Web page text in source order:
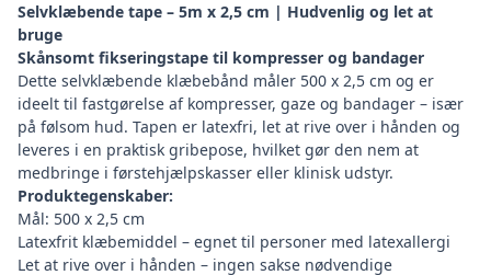
Selvklæbende tape – 5m x 2,5 cm | Hudvenlig og let at
bruge
Skånsomt fikseringstape til kompresser og bandager
Dette selvklæbende klæbebånd måler 500 x 2,5 cm og er
ideelt til fastgørelse af kompresser, gaze og bandager – især
på følsom hud. Tapen er latexfri, let at rive over i hånden og
leveres i en praktisk gribepose, hvilket gør den nem at
medbringe i førstehjælpskasser eller klinisk udstyr.
Produktegenskaber:
Mål: 500 x 2,5 cm
Latexfrit klæbemiddel – egnet til personer med latexallergi
Let at rive over i hånden – ingen sakse nødvendige